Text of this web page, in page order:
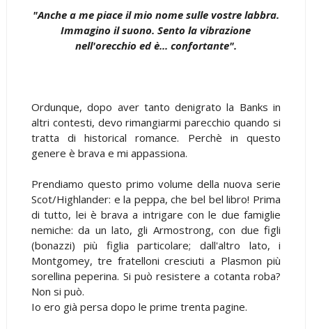
"Anche a me piace il mio nome sulle vostre labbra.
Immagino il suono. Sento la vibrazione
nell'orecchio ed è... confortante".
Ordunque, dopo aver tanto denigrato la Banks in
altri contesti, devo rimangiarmi parecchio quando si
tratta di historical romance. Perchè in questo
genere è brava e mi appassiona.
Prendiamo questo primo volume della nuova serie
Scot/Highlander: e la peppa, che bel bel libro! Prima
di tutto, lei è brava a intrigare con le due famiglie
nemiche: da un lato, gli Armostrong, con due figli
(bonazzi) più figlia particolare; dall'altro lato, i
Montgomey, tre fratelloni cresciuti a Plasmon più
sorellina peperina. Si può resistere a cotanta roba?
Non si può.
Io ero già persa dopo le prime trenta pagine.